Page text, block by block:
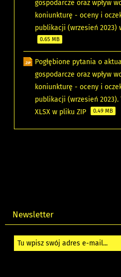
gospodarcze oraz wpływ
koniunkturę - oceny i
publikacji (wrzesień 2023)
0.65 MB
Pogłębione pytania o
gospodarcze oraz wpływ
koniunkturę - oceny i
publikacji (wrzesień
XLSX w pliku ZIP
0.49 MB
Newsletter